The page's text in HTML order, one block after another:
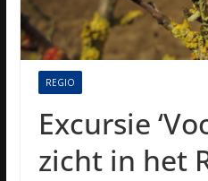
REGIO
Excursie
zicht in het